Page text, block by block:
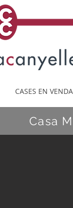
CASES EN VENDA
Casa